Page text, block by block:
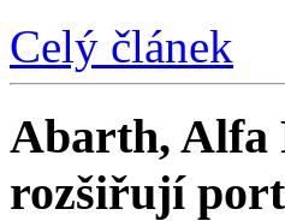
Celý článek
Abarth, Alfa
rozšiřují